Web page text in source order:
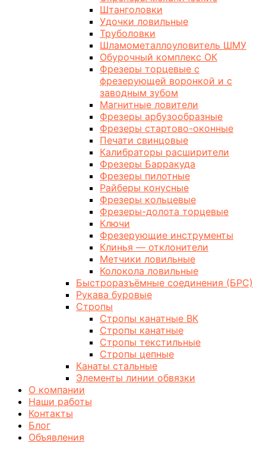
Штанголовки
Удочки ловильные
Труболовки
Шламометаллоуловитель ШМУ
Обурочный комплекс ОК
Фрезеры торцевые с
фрезерующей воронкой и с
заводным зубом
Магнитные ловители
Фрезеры арбузообразные
Фрезеры стартово-оконные
Печати свинцовые
Калибраторы расширители
Фрезеры Барракуда
Фрезеры пилотные
Райберы конусные
Фрезеры кольцевые
Фрезеры-долота торцевые
Ключи
Фрезерующие инструменты
Клинья — отклонители
Метчики ловильные
Колокола ловильные
Быстроразъёмные соединения (БРС)
Рукава буровые
Стропы
Стропы канатные ВК
Стропы канатные
Стропы текстильные
Стропы цепные
Канаты стальные
Элементы линии обвязки
О компании
Наши работы
Контакты
Блог
Объявления